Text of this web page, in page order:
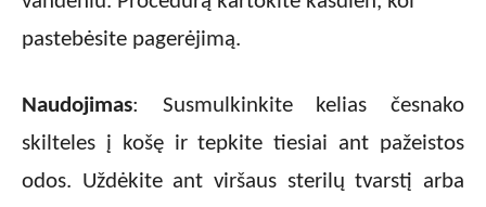
pastebėsite pagerėjimą.
Naudojimas: Susmulkinkite kelias česnako
skilteles į košę ir tepkite tiesiai ant pažeistos
odos. Uždėkite ant viršaus sterilų tvarstį arba